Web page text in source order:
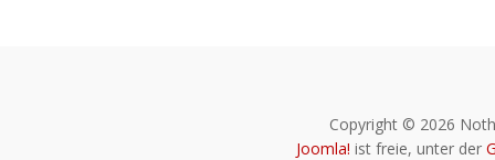
Copyright © 2026
Joomla! ist freie, unter der